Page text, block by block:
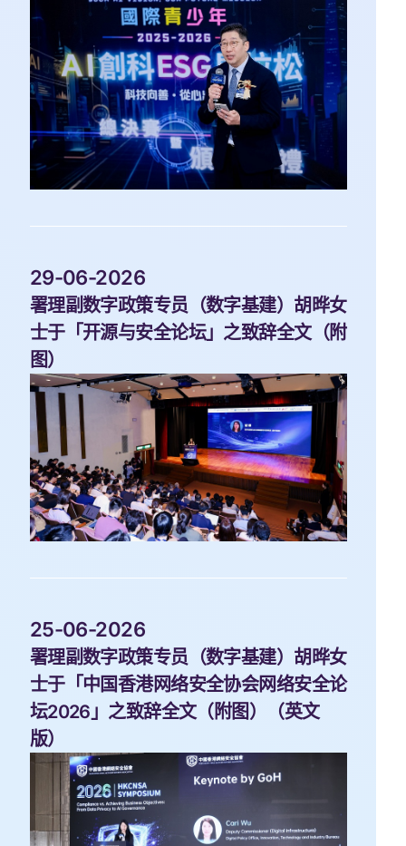
29-06-2026
署理副数字政策专员（数字基建）胡晔女
士于「开源与安全论坛」之致辞全文（附
图）
25-06-2026
署理副数字政策专员（数字基建）胡晔女
士于「中国香港网络安全协会网络安全论
坛2026」之致辞全文（附图）（英文
版）